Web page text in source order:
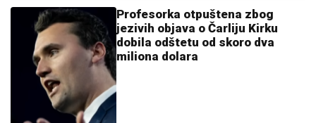
Profesorka otpuštena zbog
jezivih objava o Čarliju Kirku
dobila odštetu od skoro dva
miliona dolara